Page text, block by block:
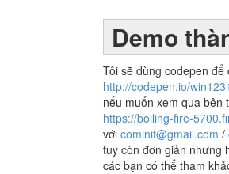
Demo
Tôi sẽ dùng codepen
http://codepen.io/
nếu muốn xem qua bên
https://boiling-fire-
với cominit@gmail.com /
tuy còn đơn giản nhưng
các bạn có thể tham